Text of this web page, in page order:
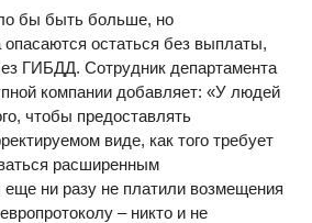
бы быть больше, но
остаться без выплаты,
ГИБДД. Сотрудник департамента
компании добавляет: «У людей
чтобы предоставлять
виде, как того требует
расширенным
ни разу не платили возмещения
– никто и не